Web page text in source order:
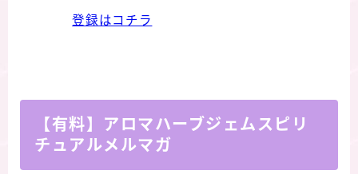
登録はコチラ
【有料】アロマハーブジェムスピリ
チュアルメルマガ